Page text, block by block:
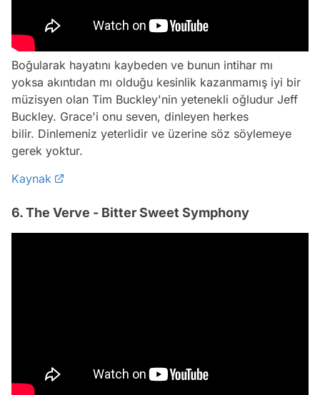
Boğularak hayatını kaybeden ve bunun intihar mı
yoksa akıntıdan mı olduğu kesinlik kazanmamış iyi bir
müzisyen olan Tim Buckley'nin yetenekli oğludur Jeff
Buckley. Grace'i onu seven, dinleyen herkes
bilir. Dinlemeniz yeterlidir ve üzerine söz söylemeye
gerek yoktur.
Kaynak
6. The Verve - Bitter Sweet Symphony